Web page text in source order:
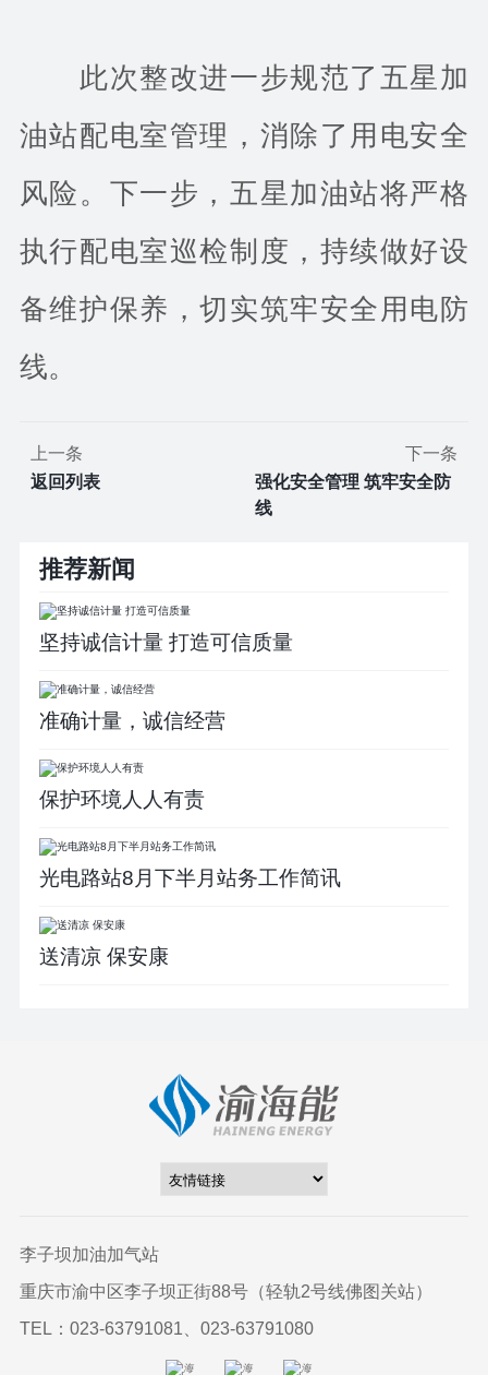
此次整改进一步规范了五星加
油站配电室管理，消除了用电安全
风险。下一步，五星加油站将严格
执行配电室巡检制度，持续做好设
备维护保养，切实筑牢安全用电防
线。
上一条
返回列表
下一条
强化安全管理 筑牢安全防
线
推荐新闻
坚持诚信计量 打造可信质量
准确计量，诚信经营
保护环境人人有责
光电路站8月下半月站务工作简讯
送清凉 保安康
李子坝加油加气站
重庆市渝中区李子坝正街88号（轻轨2号线佛图关站）
TEL：023-63791081、023-63791080